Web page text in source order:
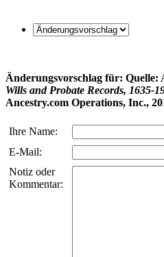
Änderungsvorschlag für: Quelle:
Wills and Probate Records, 1635-
Ancestry.com Operations, Inc.,
Ihre Name:
E-Mail:
Notiz oder
Kommentar: